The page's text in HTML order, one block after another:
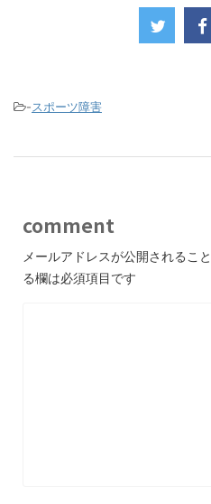
o
k
-スポーツ障害
comment
メールアドレスが公開されるこ
る欄は必須項目です